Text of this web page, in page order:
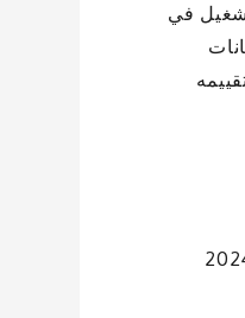
في
بعض أحكام القانون رقم 2024-045 الصادر بتاريخ 18 ديسمبر 2024